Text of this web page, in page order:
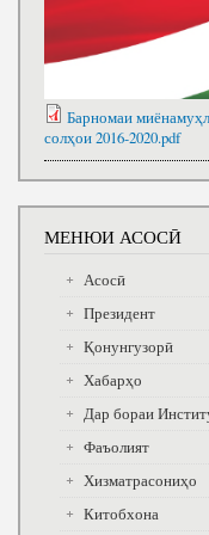
Барномаи
солҳои 2016-2020.pdf
МЕНЮИ АСОСӢ
Асосӣ
Президент
Қонунгузорӣ
Хабарҳо
Дар бораи
Фаъолият
Хизматрасониҳо
Китобхона